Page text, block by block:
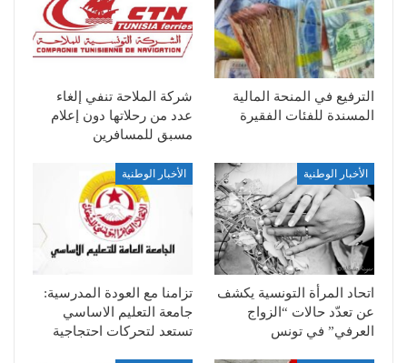
الترفيع في المنحة المالية
المسندة للفئات الفقيرة
شركة الملاحة تنفي إلغاء
عدد من رحلاتها دون إعلام
مسبق للمسافرين
الأخبار الوطنية
اتحاد المرأة التونسية يكشف
عن تعدّد حالات “الزواج
العرفي” في تونس
الأخبار الوطنية
تزامنا مع العودة المدرسية:
جامعة التعليم الاساسي
تستعد لتحركات احتجاجية